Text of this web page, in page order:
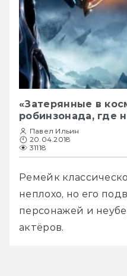
«Затерянные в
робинзонада, где
Павел Ильин
20.04.2018
31118
Ремейк
неплохо, но его
персонажей и
актёров.